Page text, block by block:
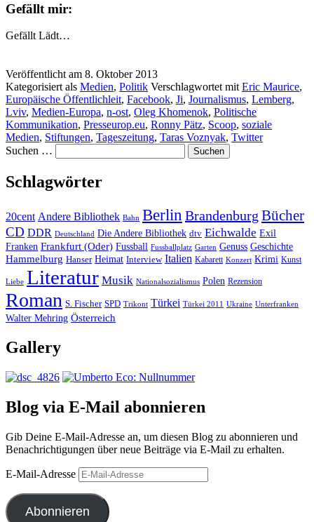
Gefällt mir:
Gefällt Lädt…
Veröffentlicht am 8. Oktober 2013
Kategorisiert als Medien, Politik Verschlagwortet mit Eric Maurice,
Europäische Öffentlichleit, Facebook, Ji, Journalismus, Lemberg,
Lviv, Medien-Europa, n-ost, Oleg Khomenok, Politische
Kommunikation, Presseurop.eu, Ronny Pätz, Scoop, soziale
Medien, Stiftungen, Tageszeitung, Taras Voznyak, Twitter
Suchen …
Schlagwörter
20cent Andere Bibliothek Bahn Berlin Brandenburg Bücher
CD DDR Deutschland Die Andere Bibliothek dtv Eichwalde Exil
Franken Frankfurt (Oder) Fussball Fussballplatz Garten Genuss Geschichte
Hammelburg Hanser Heimat Interview Italien Kabarett Konzert Krimi Kunst
Liebe Literatur Musik Nationalsozialismus Polen Rezension
Roman S. Fischer SPD Trikont Türkei Türkei 2011 Ukraine Unterfranken
Walter Mehring Österreich
Gallery
Blog via E-Mail abonnieren
Gib Deine E-Mail-Adresse an, um diesen Blog zu abonnieren und
Benachrichtigungen über neue Beiträge via E-Mail zu erhalten.
E-Mail-Adresse
Abonnieren